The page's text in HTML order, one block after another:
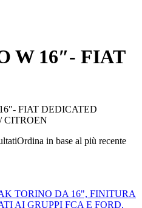
W 16″- FIAT
FIAT DEDICATED
CITROEN
Ordina in base al più recente